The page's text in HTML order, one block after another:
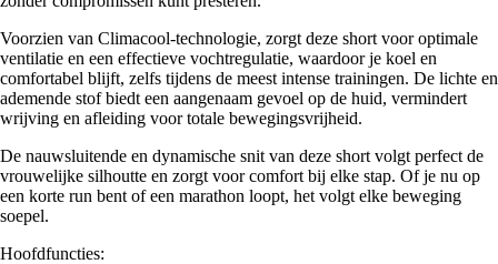
Voorzien van Climacool-technologie, zorgt deze short voor optimale
ventilatie en een effectieve vochtregulatie, waardoor je koel en
comfortabel blijft, zelfs tijdens de meest intense trainingen. De lichte en
ademende stof biedt een aangenaam gevoel op de huid, vermindert
wrijving en afleiding voor totale bewegingsvrijheid.
De nauwsluitende en dynamische snit van deze short volgt perfect de
vrouwelijke silhoutte en zorgt voor comfort bij elke stap. Of je nu op
een korte run bent of een marathon loopt, het volgt elke beweging
soepel.
Hoofdfuncties: